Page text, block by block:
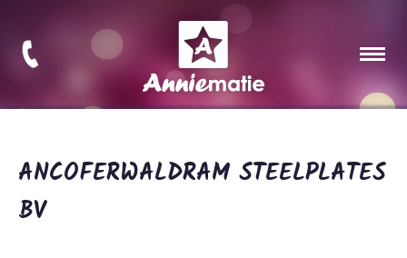
ANCOFERWALDRAM STEELPLATES
BV